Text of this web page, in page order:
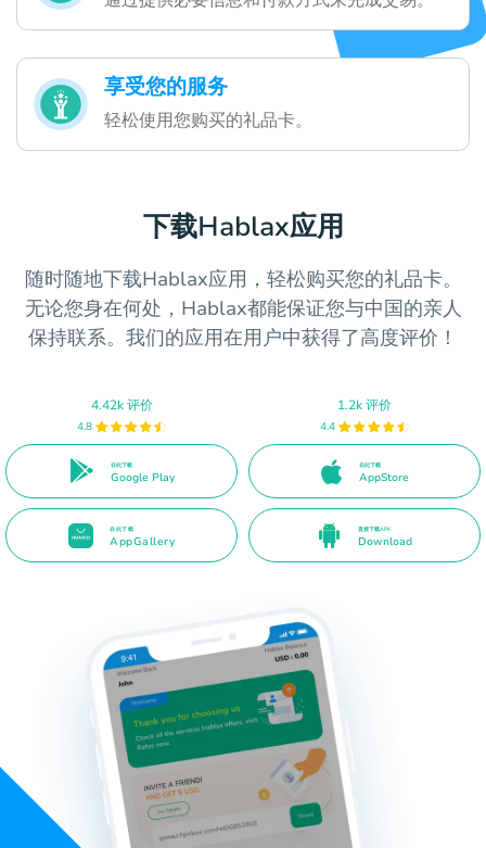
享受您的服务
轻松使用您购买的礼品卡。
下载Hablax应用
随时随地下载Hablax应用，轻松购买您的礼品卡。
无论您身在何处，Hablax都能保证您与中国的亲人
保持联系。我们的应用在用户中获得了高度评价！
4.42k 评价
4.8
在此下载
Google Play
1.2k 评价
4.4
在此下载
AppStore
在此下载
AppGallery
直接下载APK
Download